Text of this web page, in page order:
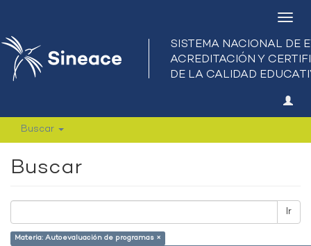
Buscar
Buscar
Ir
Materia: Autoevaluación de programas ×